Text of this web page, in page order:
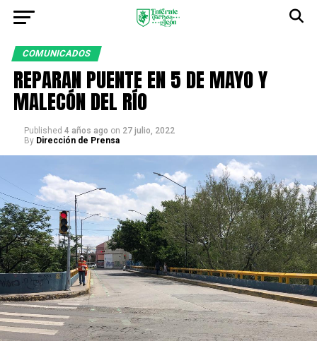
COMUNICADOS
REPARAN PUENTE EN 5 DE MAYO Y
MALECÓN DEL RÍO
Published 4 años ago on 27 julio, 2022
By Dirección de Prensa